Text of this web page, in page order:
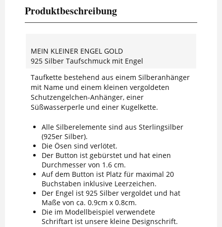
Produktbeschreibung
MEIN KLEINER ENGEL GOLD
925 Silber Taufschmuck mit Engel
Taufkette bestehend aus einem Silberanhänger
mit Name und einem kleinen vergoldeten
Schutzengelchen-Anhänger, einer
Süßwasserperle und einer Kugelkette.
Alle Silberelemente sind aus Sterlingsilber
(925er Silber).
Die Ösen sind verlötet.
Der Button ist gebürstet und hat einen
Durchmesser von 1.6 cm.
Auf dem Button ist Platz für maximal 20
Buchstaben inklusive Leerzeichen.
Der Engel ist 925 Silber vergoldet und hat
Maße von ca. 0.9cm x 0.8cm.
Die im Modellbeispiel verwendete
Schriftart ist unsere kleine Designschrift.